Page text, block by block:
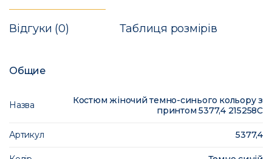
Відгуки (0) Таблиця розмірів
Общие
Назва
Костюм жіночий темно-синього кольору з
принтом 5377,4 215258C
Артикул 5377,4